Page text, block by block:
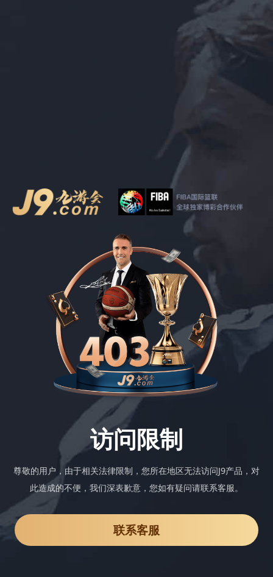
访问限制
尊敬的用户，由于相关法律限制，您所在地区无法访问J9产品，对
此造成的不便，我们深表歉意，您如有疑问请联系客服。
联系客服